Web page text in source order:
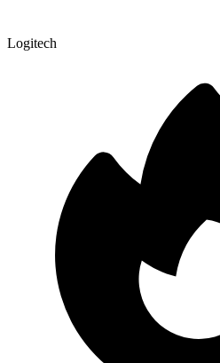
Logitech